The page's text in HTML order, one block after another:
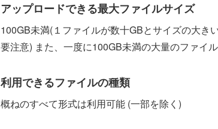
アップロードできる最大ファイルサイズ
100GB未満(１ファイルが数十GBとサイズの大
要注意) また、一度に100GB未満の大量のファイ
利用できるファイルの種類
概ねのすべて形式は利用可能 (一部を除く)